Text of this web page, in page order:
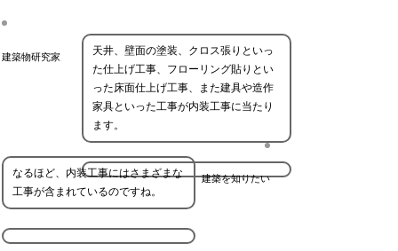
建築物研究家
天井、壁面の塗装、クロス張りといっ
た仕上げ工事、フローリング貼りとい
った床面仕上げ工事、また建具や造作
家具といった工事が内装工事に当たり
ます。
建築を知りたい
なるほど、内装工事にはさまざまな
工事が含まれているのですね。